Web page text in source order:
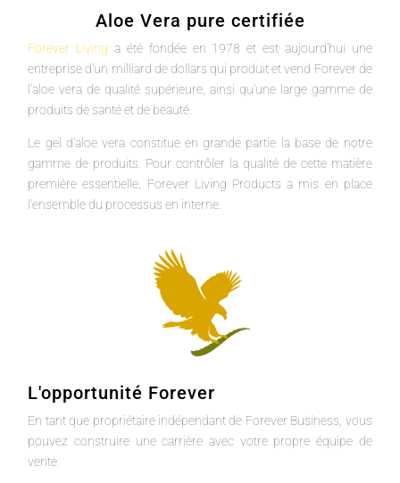
Aloe Vera pure certifiée
Forever Living a été fondée en 1978 et est aujourd'hui une
entreprise d'un milliard de dollars qui produit et vend Forever de
l'aloe vera de qualité supérieure, ainsi qu'une large gamme de
produits de santé et de beauté.
Le gel d'aloe vera constitue en grande partie la base de notre
gamme de produits. Pour contrôler la qualité de cette matière
première essentielle, Forever Living Products a mis en place
l'ensemble du processus en interne.
L'opportunité Forever
En tant que propriétaire indépendant de Forever Business, vous
pouvez construire une carrière avec votre propre équipe de
vente.